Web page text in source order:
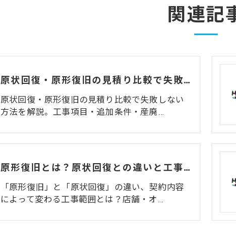
関連記
原状回復・原形復旧の見積り比較で失敗しないためのチェックポイント
原状回復・原形復旧の見積り比較で失敗しない
方法を解説。工事項目・追加条件・産廃…
原形復旧とは？原状回復との違いと工事の範囲を徹底解説
「原形復旧」と「原状回復」の違い、契約内容
によって変わる工事範囲とは？店舗・オ…